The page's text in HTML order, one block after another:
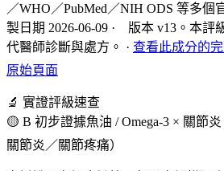
／WHO／PubMed／NIH ODS 等多個
製日期 2026-06-09 · 版本 v13。本評
代醫師診斷與處方。 · 查看此成分的
原始頁面
🔬 實證評級速查
🟡 B 初步證據魚油 / Omega-3 × 關節
關節炎／關節疼痛）